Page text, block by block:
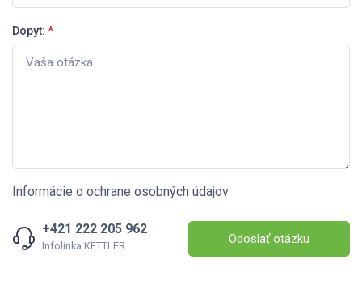
Dopyt: *
Informácie o ochrane osobných údajov
+421 222 205 962
Infolinka KETTLER Odoslať otázku